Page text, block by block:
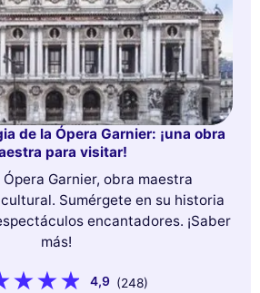
de la Ópera Garnier: ¡una obra
para visitar!
Garnier, obra maestra
Sumérgete en su historia
encantadores. ¡Saber
más!
4,9 (248)